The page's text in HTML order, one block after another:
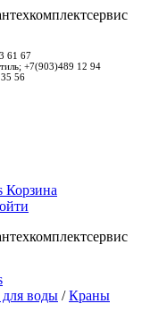
61 67
+7(903)489 12 94
35 56
Корзина
воды /Краны